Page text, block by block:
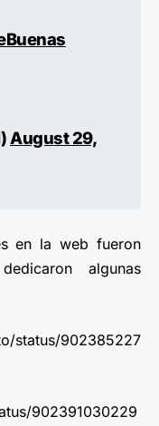
August 29,
en la web fueron
algunas
status/902385227
902391030229